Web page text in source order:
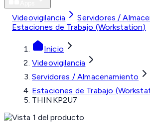
Videovigilancia
Servidores /
Estaciones de Trabajo (Workstation)
Inicio
Videovigilancia
Servidores / Almacenamiento
Estaciones de Trabajo
THINKP2U7